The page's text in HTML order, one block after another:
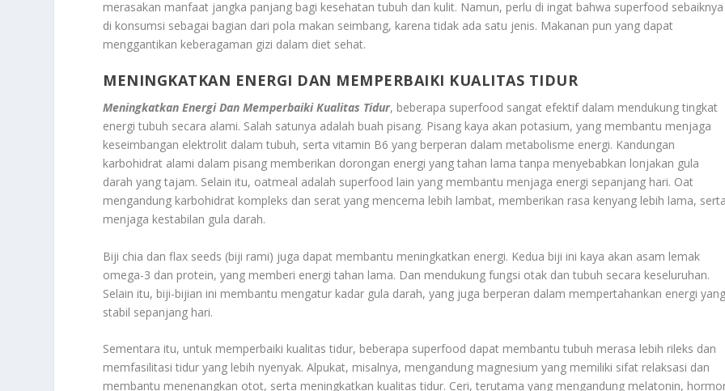
merasakan manfaat jangka panjang bagi kesehatan tubuh dan kulit. Namun, perlu di ingat bahwa superfood sebaiknya
di konsumsi sebagai bagian dari pola makan seimbang, karena tidak ada satu jenis. Makanan pun yang dapat
menggantikan keberagaman gizi dalam diet sehat.
MENINGKATKAN ENERGI DAN MEMPERBAIKI KUALITAS TIDUR
Meningkatkan Energi Dan Memperbaiki Kualitas Tidur, beberapa superfood sangat efektif dalam mendukung tingkat
energi tubuh secara alami. Salah satunya adalah buah pisang. Pisang kaya akan potasium, yang membantu menjaga
keseimbangan elektrolit dalam tubuh, serta vitamin B6 yang berperan dalam metabolisme energi. Kandungan
karbohidrat alami dalam pisang memberikan dorongan energi yang tahan lama tanpa menyebabkan lonjakan gula
darah yang tajam. Selain itu, oatmeal adalah superfood lain yang membantu menjaga energi sepanjang hari. Oat
mengandung karbohidrat kompleks dan serat yang mencerna lebih lambat, memberikan rasa kenyang lebih lama, serta
menjaga kestabilan gula darah.
Biji chia dan flax seeds (biji rami) juga dapat membantu meningkatkan energi. Kedua biji ini kaya akan asam lemak
omega-3 dan protein, yang memberi energi tahan lama. Dan mendukung fungsi otak dan tubuh secara keseluruhan.
Selain itu, biji-bijian ini membantu mengatur kadar gula darah, yang juga berperan dalam mempertahankan energi yang
stabil sepanjang hari.
Sementara itu, untuk memperbaiki kualitas tidur, beberapa superfood dapat membantu tubuh merasa lebih rileks dan
memfasilitasi tidur yang lebih nyenyak. Alpukat, misalnya, mengandung magnesium yang memiliki sifat relaksasi dan
membantu menenangkan otot, serta meningkatkan kualitas tidur. Ceri, terutama yang mengandung melatonin,